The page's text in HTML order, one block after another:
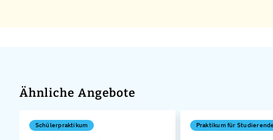
Ähnliche Angebote
Schülerpraktikum Praktikum für